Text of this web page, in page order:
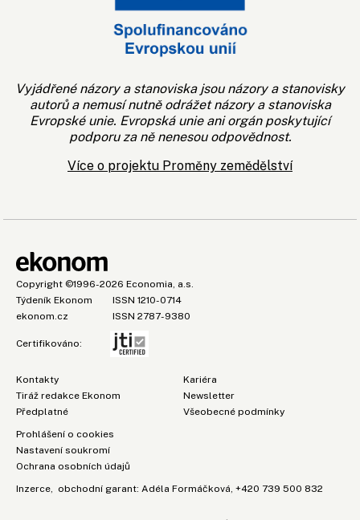
Vyjádřené názory a stanoviska jsou názory a stanovisky
autorů a nemusí nutně odrážet názory a stanoviska
Evropské unie. Evropská unie ani orgán poskytující
podporu za ně nenesou odpovědnost.
Více o projektu Proměny zemědělství
Copyright ©1996-2026 Economia, a.s.
Týdeník Ekonom
ISSN 1210-0714
ekonom.cz
ISSN 2787-9380
Certifikováno:
Kontakty
Tiráž redakce Ekonom
Předplatné
Kariéra
Newsletter
Všeobecné podmínky
Prohlášení o cookies
Nastavení soukromí
Ochrana osobních údajů
Inzerce, obchodní garant: Adéla Formáčková, +420 739 500 832